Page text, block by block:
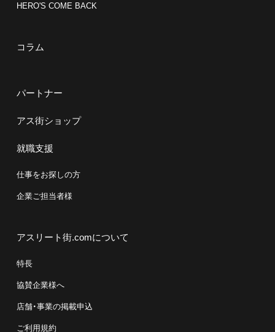
HERO'S COME BACK
コラム
パートナー
アス街ショップ
就職支援
仕事をお探しの方
企業ご担当者様
アスリート街.comについて
特長
協賛企業様へ
店舗・事業の掲載申込
ご利用規約